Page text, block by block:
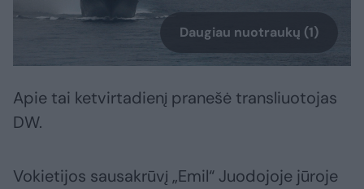
Daugiau nuotraukų (1)
Apie tai ketvirtadienį pranešė transliuotojas
DW.
Vokietijos sausakrūvį „Emil“ Juodojoje jūroje